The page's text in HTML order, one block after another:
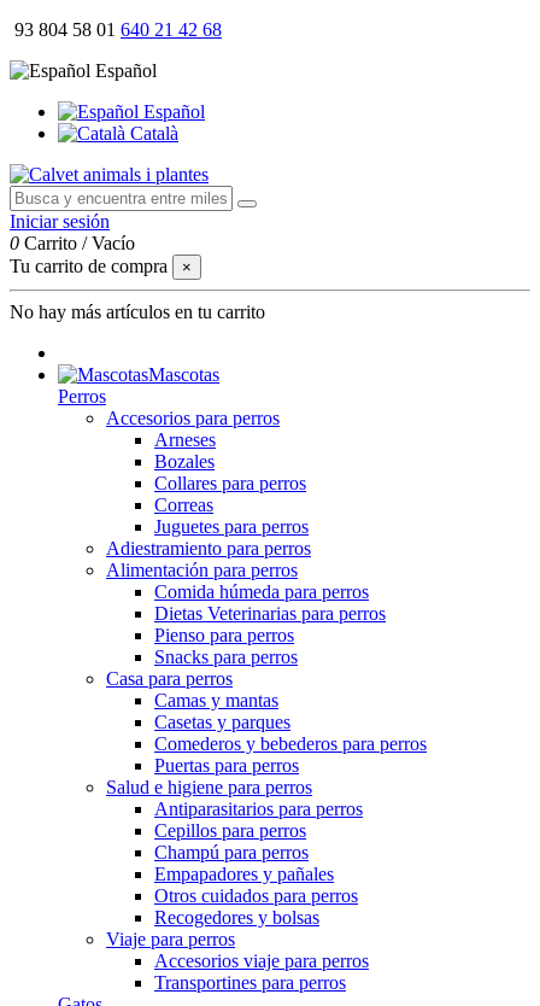
93 804 58 01 640 21 42 68
Español
Español
Català
Iniciar sesión
0 Carrito /Vacío
Tu carrito de compra
×
No hay más artículos en tu carrito
Mascotas
Perros
Accesorios para perros
Arneses
Bozales
Collares para perros
Correas
Juguetes para perros
Adiestramiento para perros
Alimentación para perros
Comida húmeda para perros
Dietas Veterinarias para perros
Pienso para perros
Snacks para perros
Casa para perros
Camas y mantas
Casetas y parques
Comederos y bebederos para perros
Puertas para perros
Salud e higiene para perros
Antiparasitarios para perros
Cepillos para perros
Champú para perros
Empapadores y pañales
Otros cuidados para perros
Recogedores y bolsas
Viaje para perros
Accesorios viaje para perros
Transportines para perros